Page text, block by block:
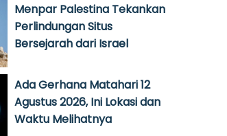
Menpar Palestina Tekankan
Perlindungan Situs
Bersejarah dari Israel
Ada Gerhana Matahari 12
Agustus 2026, Ini Lokasi dan
Waktu Melihatnya